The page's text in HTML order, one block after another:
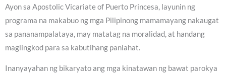
Ayon sa Apostolic Vicariate of Puerto Princesa, layunin ng
programa na makabuo ng mga Pilipinong mamamayang nakaugat
sa pananampalataya, may matatag na moralidad, at handang
maglingkod para sa kabutihang panlahat.
Inanyayahan ng bikaryato ang mga kinatawan ng bawat parokya